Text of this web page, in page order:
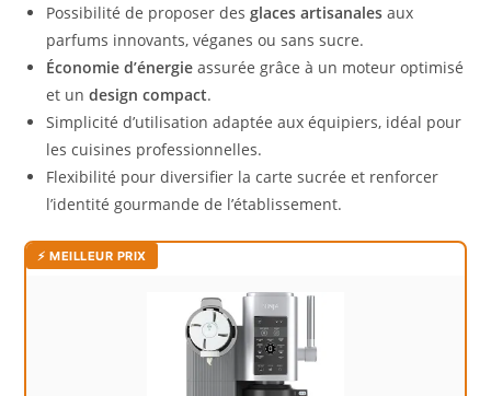
Possibilité de proposer desglaces artisanales aux
parfums innovants, véganes ou sans sucre.
Économie d’énergie assurée grâce à un moteur optimisé
et undesign compact.
Simplicité d’utilisation adaptée aux équipiers, idéal pour
les cuisines professionnelles.
Flexibilité pour diversifier la carte sucrée et renforcer
l’identité gourmande de l’établissement.
⚡ MEILLEUR PRIX